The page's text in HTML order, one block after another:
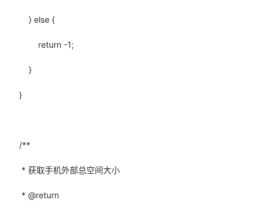
} else {
return -1;
}
}
/**
* 获取手机外部总空间大小
* @return